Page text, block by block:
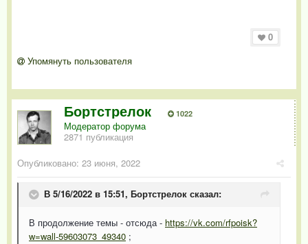
0
Упомянуть пользователя
Бортстрелок 1022
Модератор форума
2871 публикация
Опубликовано: 23 июня, 2022
В 5/16/2022 в 15:51, Бортстрелок сказал:
В продолжение темы - отсюда - https://vk.com/rfpoisk?
w=wall-59603073_49340 ;